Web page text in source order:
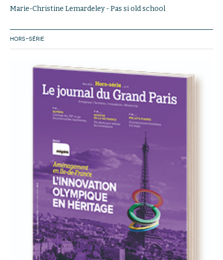
Marie-Christine Lemardeley - Pas si old school
HORS-SÉRIE